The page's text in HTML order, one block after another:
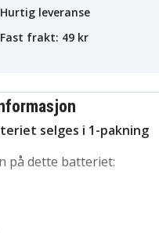
Hurtig leveranse
Fast frakt: 49 kr
selges i 1-pakning
på dette batteriet: